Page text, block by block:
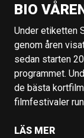
BIO
Under etiketten
genom åren
sedan starten
programmet.
de bästa
filmfestivaler
LÄS MER